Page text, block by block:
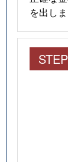
を出し